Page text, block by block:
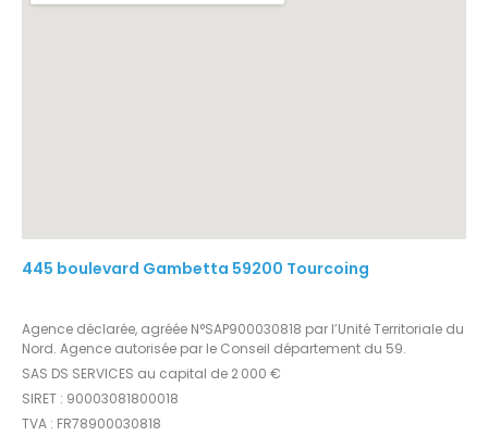
445 boulevard Gambetta 59200 Tourcoing
Agence déclarée, agréée N°SAP900030818 par l’Unité Territoriale du
Nord. Agence autorisée par le Conseil département du 59.
SAS DS SERVICES au capital de 2 000 €
SIRET : 90003081800018
TVA : FR78900030818